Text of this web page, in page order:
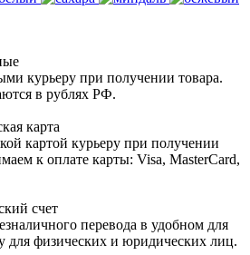
курьеру при получении товара.
в рублях РФ.
карта
картой курьеру при получении
к оплате карты: Visa, MasterCard,
счет
перевода в удобном для
для физических и юридических лиц.